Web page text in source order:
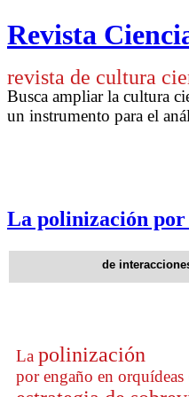
Revista
revista de cultura
Busca ampliar la cultura
un instrumento para el
La polinización por
de
La polinización
por engaño en orquídeas